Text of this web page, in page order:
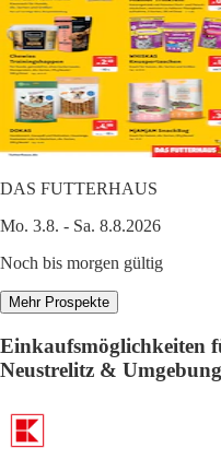
DAS FUTTERHAUS
Mo. 3.8. - Sa. 8.8.2026
Noch bis morgen gültig
Mehr Prospekte
Einkaufsmöglichkeiten
Neustrelitz & Umgebung